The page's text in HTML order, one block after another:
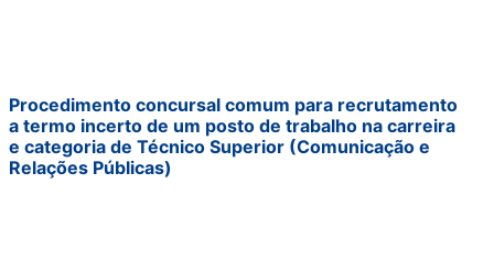
Procedimento concursal comum para recrutamento
a termo incerto de um posto de trabalho na carreira
e categoria de Técnico Superior (Comunicação e
Relações Públicas)